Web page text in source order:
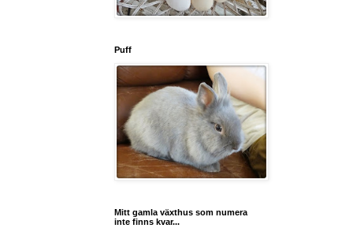
Puff
Mitt gamla växthus som numera
inte finns kvar...